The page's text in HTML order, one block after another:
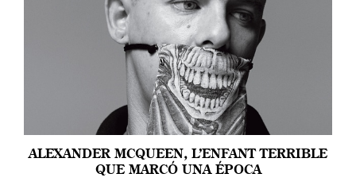
ALEXANDER MCQUEEN, L’ENFANT TERRIBLE
QUE MARCÓ UNA ÉPOCA